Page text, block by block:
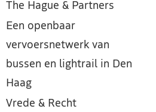
The Hague & Partners
Een openbaar
vervoersnetwerk van
bussen en lightrail in Den
Haag
Vrede & Recht